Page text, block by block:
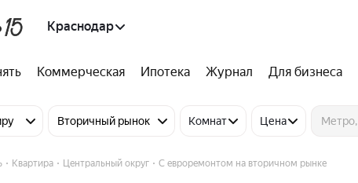
Краснодар
Коммерческая Ипотека Журнал Для бизнеса
Вторичный рынок Комнат Цена
Квартира Центральный округ С евроремонтом на вторичном рынке